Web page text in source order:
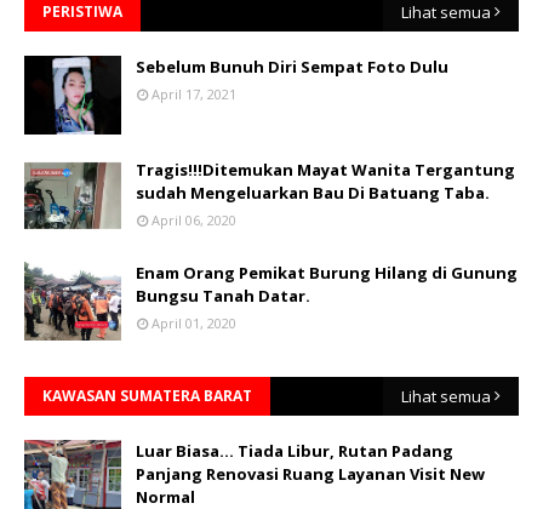
PERISTIWA Lihat semua
Sebelum Bunuh Diri Sempat Foto Dulu
April 17, 2021
Tragis!!!Ditemukan Mayat Wanita Tergantung
sudah Mengeluarkan Bau Di Batuang Taba.
April 06, 2020
Enam Orang Pemikat Burung Hilang di Gunung
Bungsu Tanah Datar.
April 01, 2020
KAWASAN SUMATERA BARAT Lihat semua
Luar Biasa... Tiada Libur, Rutan Padang
Panjang Renovasi Ruang Layanan Visit New
Normal